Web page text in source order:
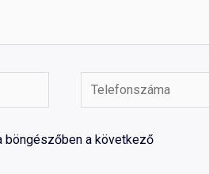
Telefonszáma
böngészőben a következő